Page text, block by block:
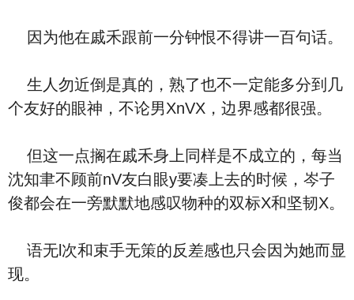
因为他在戚禾跟前一分钟恨不得讲一百句话。
生人勿近倒是真的，熟了也不一定能多分到几
个友好的眼神，不论男XnVX，边界感都很强。
但这一点搁在戚禾身上同样是不成立的，每当
沈知聿不顾前nV友白眼y要凑上去的时候，岑子
俊都会在一旁默默地感叹物种的双标X和坚韧X。
语无l次和束手无策的反差感也只会因为她而显
现。